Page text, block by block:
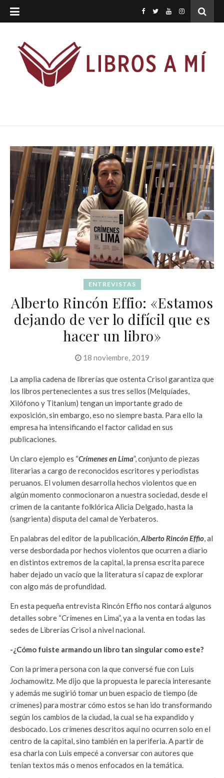
ENTREVISTAS
Alberto Rincón Effio: «Estamos
dejando de ver lo difícil que es
hacer un libro»
18 noviembre, 2019
La amplia cadena de librerías que ostenta Crisol garantiza que
los libros pertenecientes a sus tres sellos (Melquíades,
Xilófono y Titanium) tengan un importante grado de
exposición, sin embargo, eso no siempre basta. Para ello la
empresa ha intensificando el factor calidad en sus
publicaciones.
Un claro ejemplo es “Crímenes en Lima”, conjunto de piezas
literarias a cargo de reconocidos escritores y periodistas
peruanos. El volumen desarrolla hechos violentos que en
algún momento conmocionaron a nuestra sociedad, desde el
crimen de la cantante folklórica Alicia Delgado, hasta la
(sangrienta) disputa del camal de Yerbateros.
En palabras del editor de la publicación,Alberto Rincón Effio, al
verse desbordada por hechos violentos que ocurren a diario
en distintos extremos de la capital, la prensa escrita parece
haber dejado un vacío que la literatura sí capaz de explorar
con algo más de profundidad.
En esta pequeña entrevista Rincón Effio nos contará algunos
detalles sobre “Crímenes en Lima”, ya a la venta en todas las
sedes de Librerías Crisol a nivel nacional.
-¿Cómo fuiste armando un libro tan singular como este?
Con la primera persona con la que conversé fue con Luis
Jochamowitz. Me dijo que la propuesta le parecía interesante
y además me sugirió tomar un buen espacio de tiempo (de
crímenes) para mostrar cómo estos se han ido transformando
según los cambios de la ciudad, la cual se ha expandido y
desbocado. Los crímenes descritos aquí no ocurren solo en el
centro de la capital, sino también en la periferia. A partir de
esa charla con Luis empecé a conversar con autores que
tenían textos más o menos enfocados en la temática.